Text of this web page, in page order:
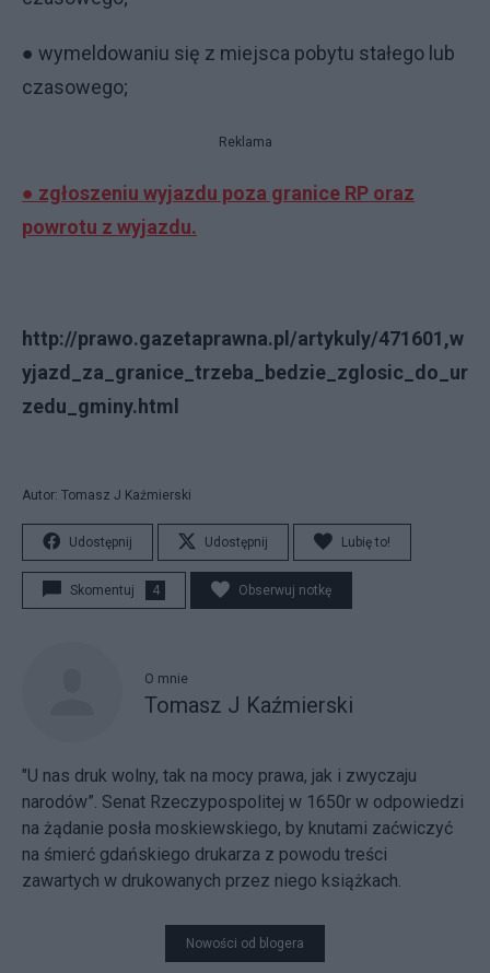
● wymeldowaniu się z miejsca pobytu stałego lub
czasowego;
Reklama
● zgłoszeniu wyjazdu poza granice RP oraz
powrotu z wyjazdu.
http://prawo.gazetaprawna.pl/artykuly/471601,w
yjazd_za_granice_trzeba_bedzie_zglosic_do_ur
zedu_gminy.html
Autor: Tomasz J Kaźmierski
Udostępnij Udostępnij Lubię to!
Skomentuj 4 Obserwuj notkę
O mnie
Tomasz J Kaźmierski
"U nas druk wolny, tak na mocy prawa, jak i zwyczaju
narodów”. Senat Rzeczypospolitej w 1650r w odpowiedzi
na żądanie posła moskiewskiego, by knutami zaćwiczyć
na śmierć gdańskiego drukarza z powodu treści
zawartych w drukowanych przez niego książkach.
Nowości od blogera